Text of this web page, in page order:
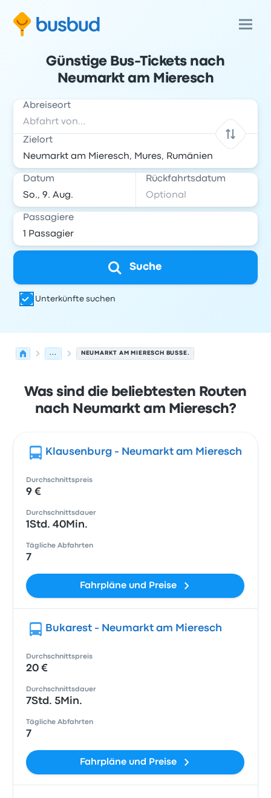
Günstige Bus-Tickets nach
Neumarkt am Mieresch
Abreiseort
Zielort
Datum Rückfahrtsdatum
Passagiere
Suche
Unterkünfte suchen
... NEUMARKT AM MIERESCH BUSSE.
Was sind die beliebtesten Routen
nach Neumarkt am Mieresch?
Klausenburg - Neumarkt am Mieresch
Durchschnittspreis
9 €
Durchschnittsdauer
1Std. 40Min.
Tägliche Abfahrten
7
Fahrpläne und Preise
Bukarest - Neumarkt am Mieresch
Durchschnittspreis
20 €
Durchschnittsdauer
7Std. 5Min.
Tägliche Abfahrten
7
Fahrpläne und Preise